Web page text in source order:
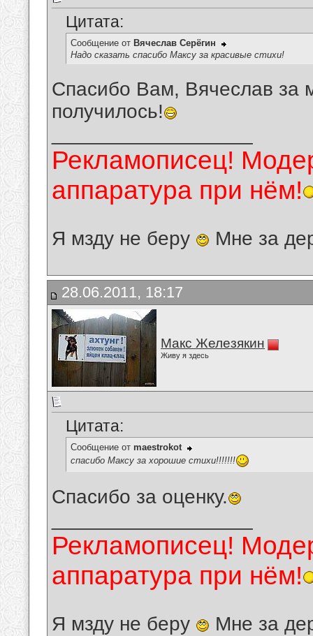
Цитата:
Сообщение от Вячеслав Серёгин
Надо сказать спасибо Максу за красивые стихи!
Спасибо Вам, Вячеслав за
получилось!
Рекламописец!
аппаратура при нём!
Я мзду не беру Мне за
28.06.2011, 18:17
Макс Железякин
Живу я здесь
Цитата:
Сообщение от maestrokot
спасибо Максу за хорошие стихи!!!!!!!
Спасибо за оценку.
Рекламописец!
аппаратура при нём!
Я мзду не беру Мне за